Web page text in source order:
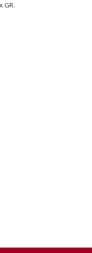
GR.